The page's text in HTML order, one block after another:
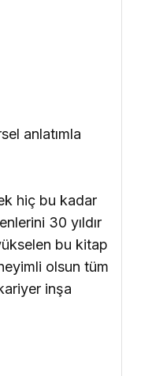
anlatımla
hiç bu kadar
30 yıldır
bu kitap
olsun tüm
inşa